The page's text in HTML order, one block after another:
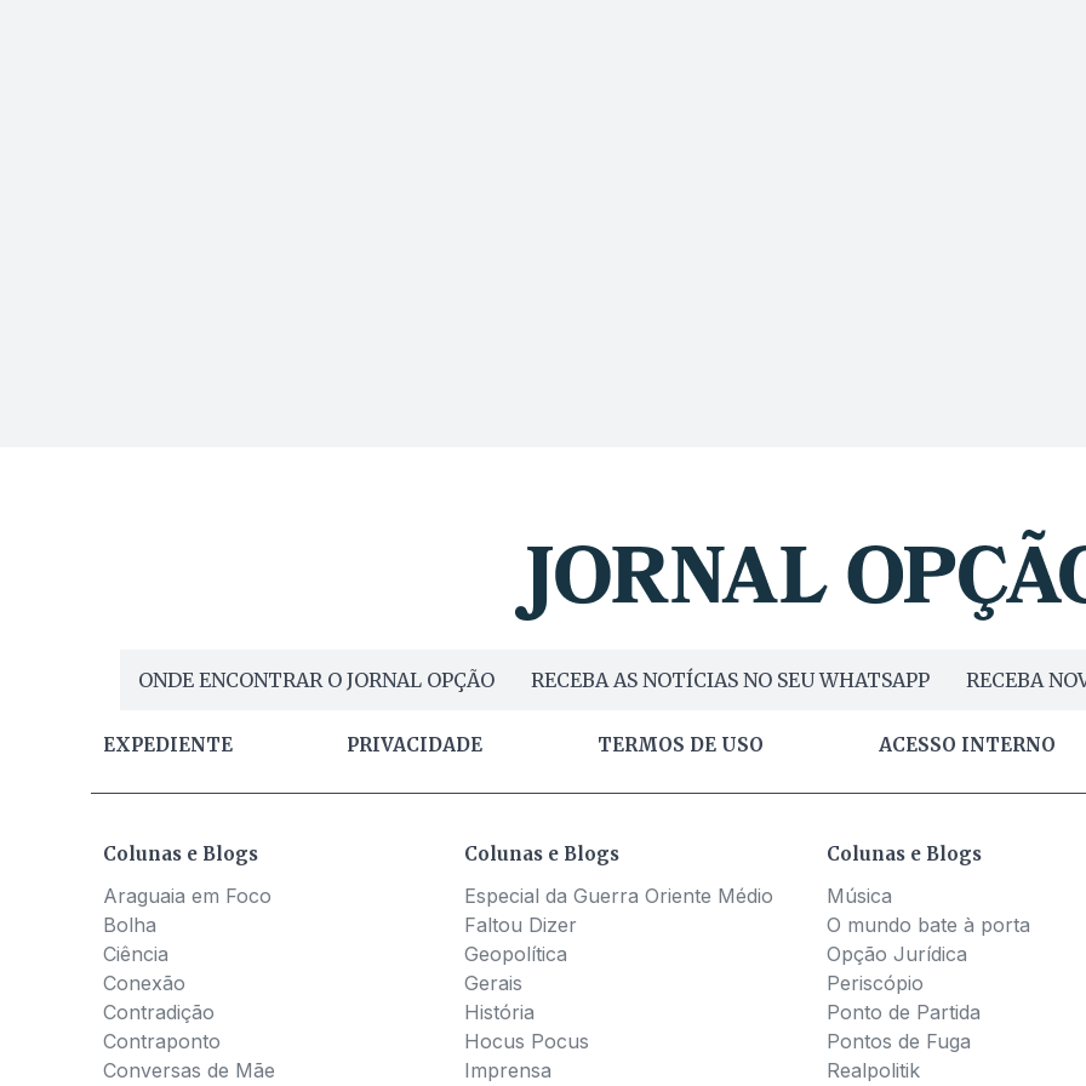
ONDE ENCONTRAR O JORNAL OPÇÃO RECEBA AS NOTÍCIAS NO SEU WHATSAPP RECEBA
EXPEDIENTE PRIVACIDADE TERMOS DE USO ACESSO INTERNO
Colunas e Blogs
Araguaia em Foco
Bolha
Ciência
Conexão
Contradição
Contraponto
Conversas de Mãe
Colunas e Blogs
Especial da Guerra Oriente Médio
Faltou Dizer
Geopolítica
Gerais
História
Hocus Pocus
Imprensa
Colunas e Blogs
Música
O mundo bate à porta
Opção Jurídica
Periscópio
Ponto de Partida
Pontos de Fuga
Realpolitik